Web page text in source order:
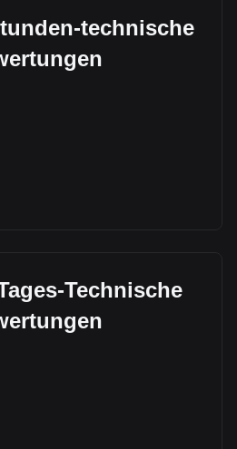
technische
Technische